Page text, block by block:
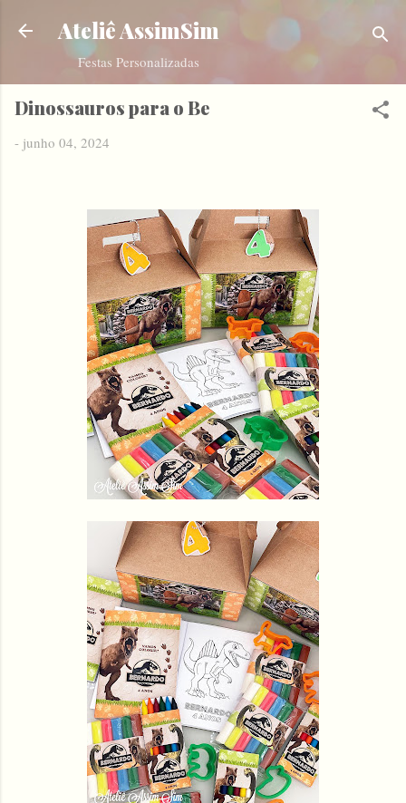
Pular para o conteúdo principal
Ateliê AssimSim
Festas Personalizadas
Dinossauros para o Be
- junho 04, 2024